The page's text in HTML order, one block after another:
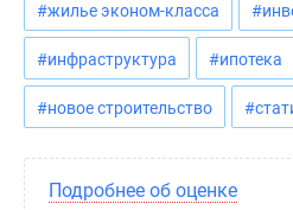
#жилье эконом-класса
#инфраструктура #ипотека
#новое строительство
Подробнее об оценке